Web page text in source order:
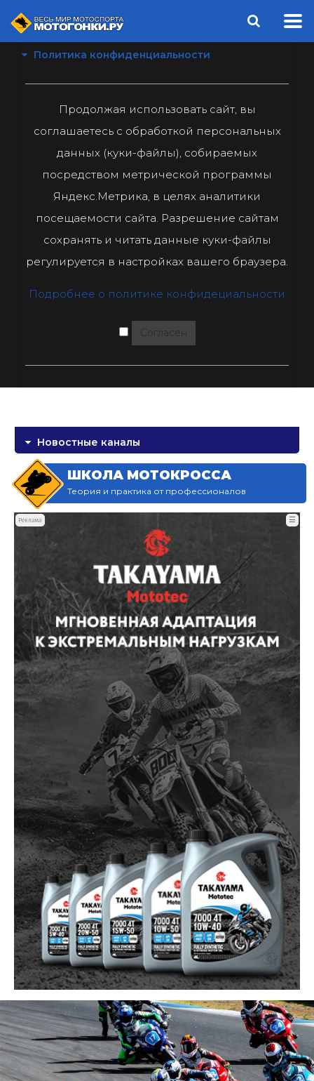
Политика конфиденциальности
Продолжая использовать сайт, вы
соглашаетесь с обработкой персональных
данных (куки-файлы), собираемых
посредством метрической программы
Яндекс.Метрика, в целях аналитики
посещаемости сайта. Разрешение сайтам
сохранять и читать данные куки-файлы
регулируется в настройках вашего браузера.
Подробнее о политике конфидециальности
Согласен
Новостные каналы
ШКОЛА МОТОКРОССА
Теория и практика от профессионалов
Реклама ☰